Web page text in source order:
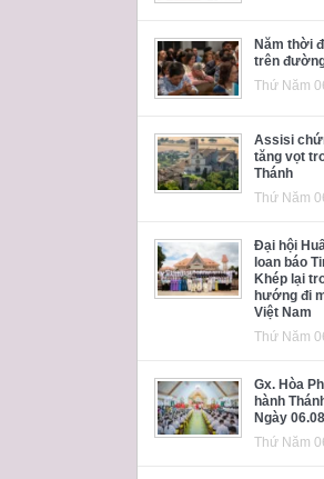
Năm thời
trên
Thứ Năm
Assisi
tăng vọt
Thánh
Thứ Năm
Đại hội
loan báo
Khép lại
hướng đi
Việt Nam
Thứ Năm
Gx. Hòa
hành
Ngày
Thứ Năm